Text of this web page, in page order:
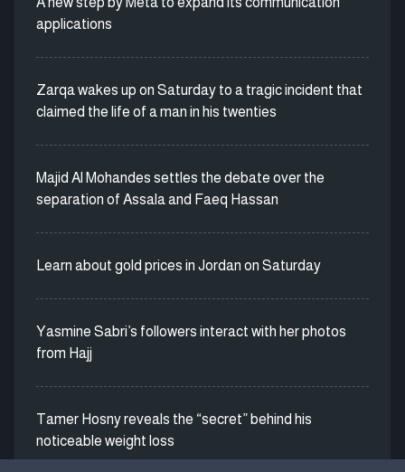
applications
Zarqa wakes up on Saturday to a tragic incident that
claimed the life of a man in his twenties
Majid Al Mohandes settles the debate over the
separation of Assala and Faeq Hassan
Learn about gold prices in Jordan on Saturday
Yasmine Sabri’s followers interact with her photos
from Hajj
Tamer Hosny reveals the “secret” behind his
noticeable weight loss